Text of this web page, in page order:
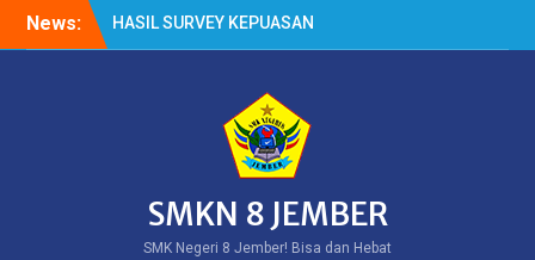
News:
HASIL SURVEY KEPUASAN
PELANGGAN
Cek Kesehatan Gratis
SMKN 8 JEMBER
SMK Negeri 8 Jember! Bisa dan Hebat